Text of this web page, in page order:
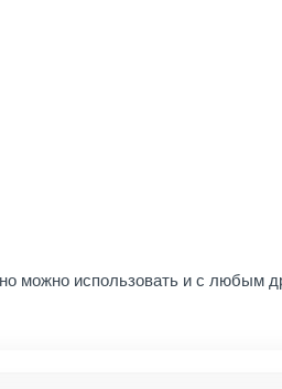
можно использовать и с любым